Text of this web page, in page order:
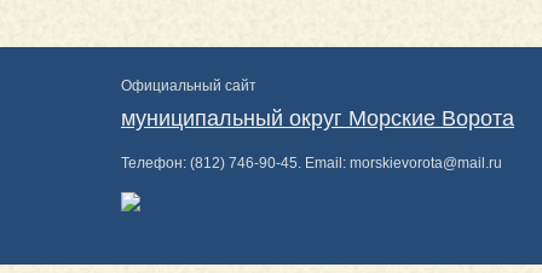
Официальный сайт
муниципальный округ Морские Ворота
Телефон: (812) 746-90-45. Email: morskievorota@mail.ru